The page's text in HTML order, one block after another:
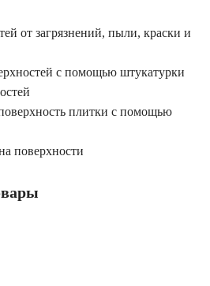
от загрязнений, пыли, краски и
с помощью штукатурки
плитки с помощью
поверхности